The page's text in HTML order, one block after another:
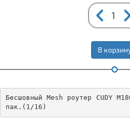
В
Бесшовный Mesh роутер CUDY
пак.(1/16)